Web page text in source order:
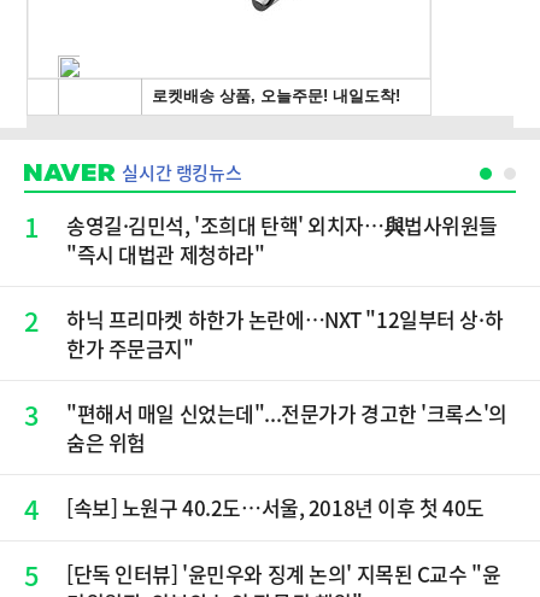
실시간 랭킹뉴스
1
송영길·김민석, '조희대 탄핵' 외치자…與법사위원들
"즉시 대법관 제청하라"
2
하닉 프리마켓 하한가 논란에…NXT "12일부터 상·하
한가 주문금지"
3
"편해서 매일 신었는데"...전문가가 경고한 '크록스'의
숨은 위험
4 [속보] 노원구 40.2도…서울, 2018년 이후 첫 40도
5
[단독 인터뷰] '윤민우와 징계 논의' 지목된 C교수 "윤